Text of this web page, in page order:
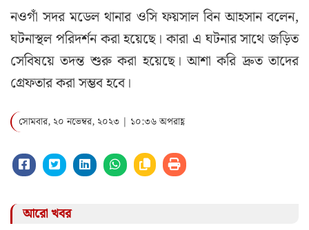
নওগাঁ সদর মডেল থানার ওসি ফয়সাল বিন আহসান বলেন,
ঘটনাস্থল পরিদর্শন করা হয়েছে। কারা এ ঘটনার সাথে জড়িত
সেবিষয়ে তদন্ত শুরু করা হয়েছে। আশা করি দ্রুত তাদের
গ্রেফতার করা সম্ভব হবে।
সোমবার, ২০ নভেম্বর, ২০২৩ | ১০:৩৬ অপরাহ্ণ
আরো খবর